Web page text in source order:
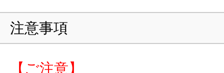
注意事項
【ご注意】